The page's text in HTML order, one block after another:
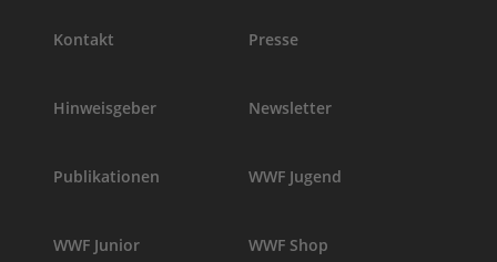
Kontakt Presse
Hinweisgeber Newsletter
Publikationen WWF Jugend
WWF Junior WWF Shop